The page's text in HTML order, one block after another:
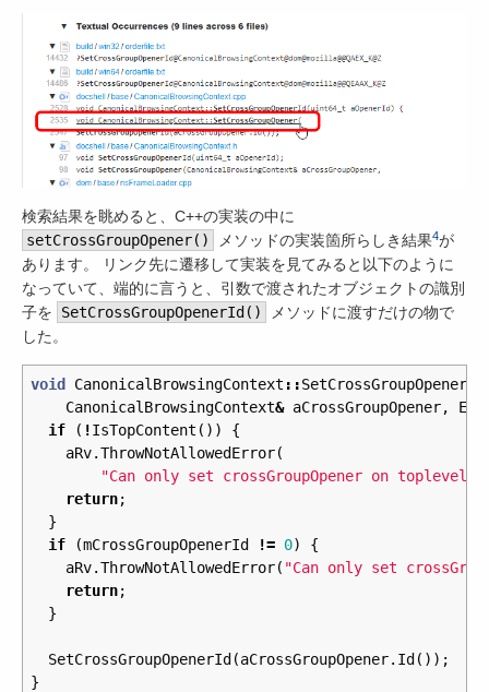
検索結果を眺めると、C++の実装の中に
setCrossGroupOpener()
メソッドの実装箇所らしき結果4が
あります。 リンク先に遷移して実装を見てみると以下のように
なっていて、端的に言うと、引数で渡されたオブジェクトの識別
子を
SetCrossGroupOpenerId()
メソッドに渡すだけの物で
した。
void CanonicalBrowsingContext ::SetCrossGroupOpener
CanonicalBrowsingContext& aCrossGroupOpener,
if
( !IsTopContent ())
{
aRv.ThrowNotAllowedError(
"Can only set crossGroupOpener on toplevel
return;
}
if
(mCrossGroupOpenerId != 0)
{
aRv.ThrowNotAllowedError( "Can only set
return;
}
SetCrossGroupOpenerId (aCrossGroupOpener. Id ());
}